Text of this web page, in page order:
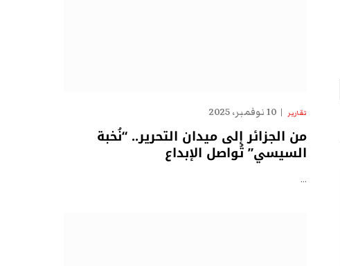
تقارير 10 نوفمبر، 2025
من الجزائر إلى ميدان التحرير.. “نُخبة
السيسي” تُواصل الإبداع
…